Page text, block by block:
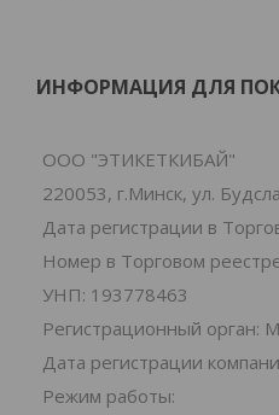
ИНФОРМАЦИЯ ДЛЯ
ООО "ЭТИКЕТКИБАЙ"
220053, г.Минск, ул.
Дата регистрации в
Номер в Торговом
УНП: 193778463
Регистрационный орган:
Дата регистрации
Режим работы: